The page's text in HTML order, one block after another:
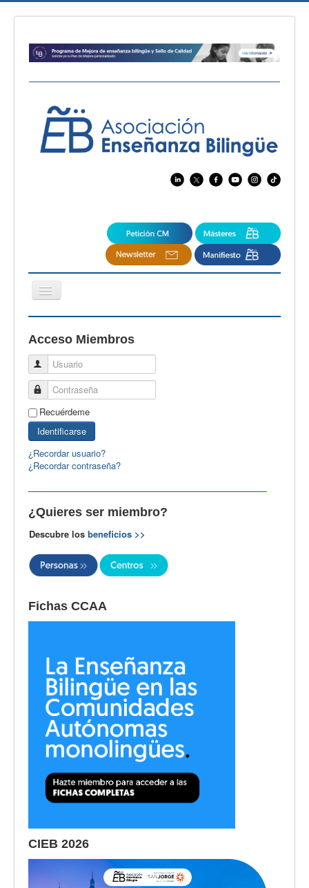
Cambiar
navegación
CertAcleB
Profesores Visitantes
Calidad
Artículos
Recursos
Observatorio EB
CIEB
Contacto
Acceso Miembros
Usuario
Contraseña
Recuérdeme
Identificarse
¿Recordar usuario?
¿Recordar contraseña?
¿Quieres ser miembro?
Descubre los beneficios >>
Fichas CCAA
CIEB 2026